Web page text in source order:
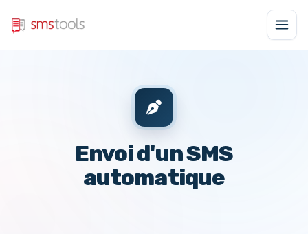
Envoi d'un SMS
automatique